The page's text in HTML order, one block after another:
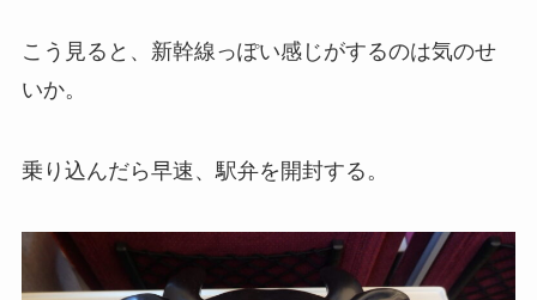
こう見ると、新幹線っぽい感じがするのは気のせ
いか。
乗り込んだら早速、駅弁を開封する。